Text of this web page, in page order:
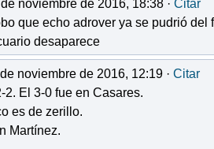
noviembre de 2016, 18:38 · Citar
que echo adrover ya se pudrió del
desaparece
noviembre de 2016, 12:19 · Citar
2. El 3-0 fue en Casares.
es de zerillo.
Martínez.